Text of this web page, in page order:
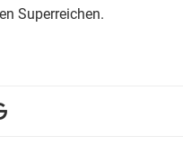
Superreichen.